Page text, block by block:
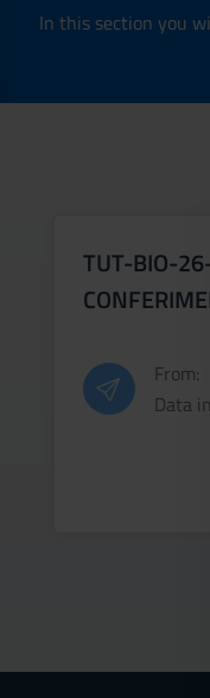
In this section you
TUT-BIO-
TUTORATO
(1°
From:
Data